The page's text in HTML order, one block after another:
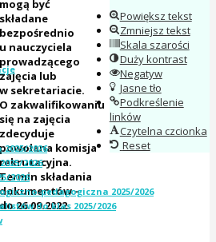
2026
2026
2026
pedagogiczna 2025/2026
do klas 2025/2026
mogą być
składane
bezpośrednio
u nauczyciela
prowadzącego
lub
w sekretariacie.
O zakwalifikowaniu
się na zajęcia
zdecyduje
komisja
rekrutacyjna.
składania
dokumentów –
do 26.09.2022.
Powiększ tekst
Zmniejsz tekst
Skala szarości
Duży kontrast
Negatyw
Jasne tło
Podkreślenie
linków
Czytelna czcionka
Reset